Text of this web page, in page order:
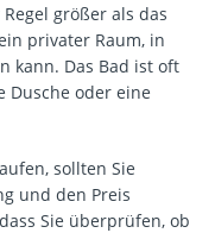
größer als das
privater Raum, in
kann. Das Bad ist oft
Dusche oder eine
sollten Sie
und den Preis
Sie überprüfen, ob